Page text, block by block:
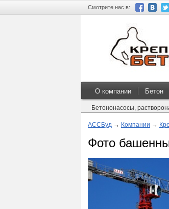
Смотрите нас в:
О компании Бетон
Бетононасосы,
АССБуд → Компании →
Фото